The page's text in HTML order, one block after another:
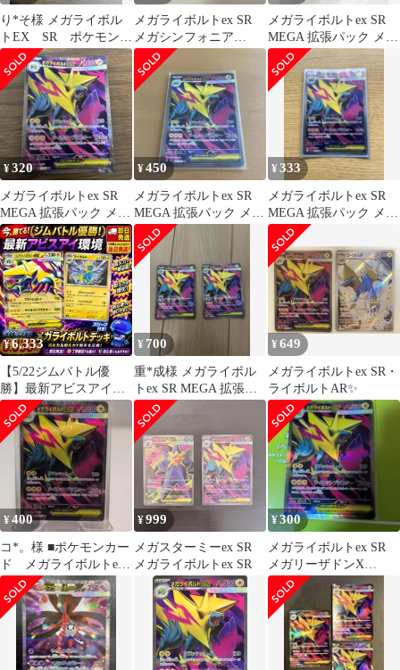
り*そ様 メガライボル
トEX SR ポケモンカ
ード ポケカ
メガライボルトex SR
メガシンフォニア
077/063
メガライボルトex SR
MEGA 拡張パック メガ
シンフォニア 077/063
¥320
メガライボルトex SR
MEGA 拡張パック メガ
シンフォニア キラ
077…
¥450
メガライボルトex SR
MEGA 拡張パック メガ
シンフォニア 077/063
¥333
メガライボルトex SR
MEGA 拡張パック メガ
シンフォニア キラ
077…
¥6,333
【5/22ジムバトル優
勝】最新アビスアイ環
境 メガライボルトデッ
キ
¥ 700
重*成様 メガライボル
トex SR MEGA 拡張パ
ック メガシンフォニア
07
¥649
メガライボルトex SR・
ライボルトAR✨
¥400
コ*。様 ■ポケモンカー
ド メガライボルトex
SR 077/063
¥999
メガスターミーex SR
メガライボルトex SR
¥300
メガライボルトex SR
メガリーザドンX
EXRR